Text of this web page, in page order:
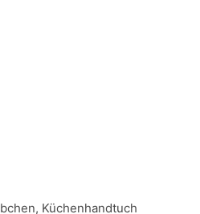
Küchenhandtuch